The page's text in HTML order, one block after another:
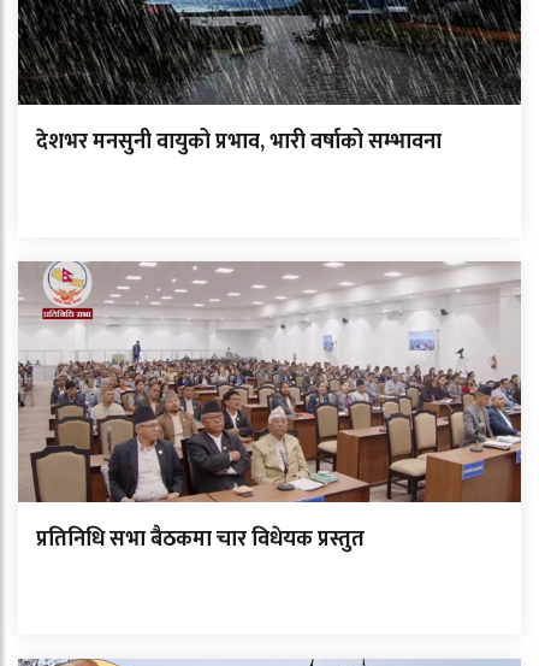
देशभर मनसुनी वायुको प्रभाव, भारी वर्षाको सम्भावना
प्रतिनिधि सभा बैठकमा चार विधेयक प्रस्तुत